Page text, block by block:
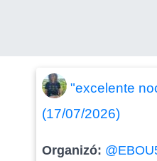
"excelente
(17/07/2026)
Organizó: